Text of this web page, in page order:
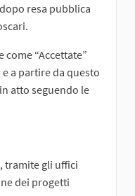
resa pubblica
“Accettate”
a partire da questo
atto seguendo le
tramite gli uffici
dei progetti